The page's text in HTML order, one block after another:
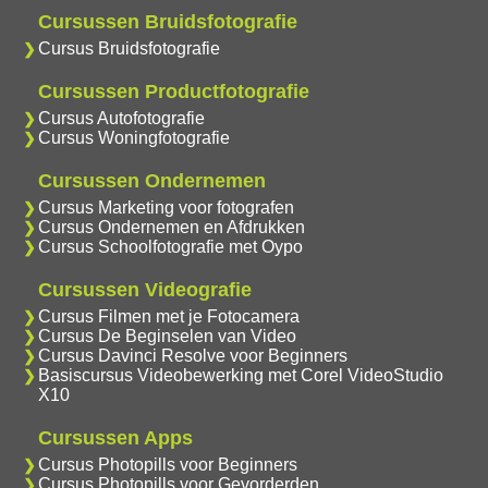
Cursussen Bruidsfotografie
Cursus Bruidsfotografie
Cursussen Productfotografie
Cursus Autofotografie
Cursus Woningfotografie
Cursussen Ondernemen
Cursus Marketing voor fotografen
Cursus Ondernemen en Afdrukken
Cursus Schoolfotografie met Oypo
Cursussen Videografie
Cursus Filmen met je Fotocamera
Cursus De Beginselen van Video
Cursus Davinci Resolve voor Beginners
Basiscursus Videobewerking met Corel VideoStudio
X10
Cursussen Apps
Cursus Photopills voor Beginners
Cursus Photopills voor Gevorderden